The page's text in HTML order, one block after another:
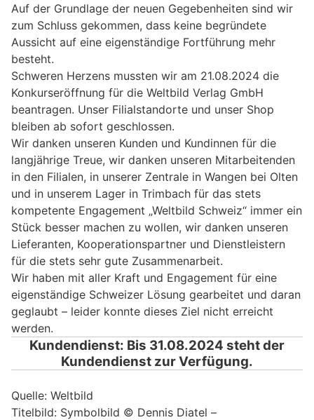
Auf der Grundlage der neuen Gegebenheiten sind wir
zum Schluss gekommen, dass keine begründete
Aussicht auf eine eigenständige Fortführung mehr
besteht.
Schweren Herzens mussten wir am 21.08.2024 die
Konkurseröffnung für die Weltbild Verlag GmbH
beantragen. Unser Filialstandorte und unser Shop
bleiben ab sofort geschlossen.
Wir danken unseren Kunden und Kundinnen für die
langjährige Treue, wir danken unseren Mitarbeitenden
in den Filialen, in unserer Zentrale in Wangen bei Olten
und in unserem Lager in Trimbach für das stets
kompetente Engagement „Weltbild Schweiz“ immer ein
Stück besser machen zu wollen, wir danken unseren
Lieferanten, Kooperationspartner und Dienstleistern
für die stets sehr gute Zusammenarbeit.
Wir haben mit aller Kraft und Engagement für eine
eigenständige Schweizer Lösung gearbeitet und daran
geglaubt – leider konnte dieses Ziel nicht erreicht
werden.
Kundendienst: Bis 31.08.2024 steht der
Kundendienst zur Verfügung.
Quelle: Weltbild
Titelbild: Symbolbild © Dennis Diatel –